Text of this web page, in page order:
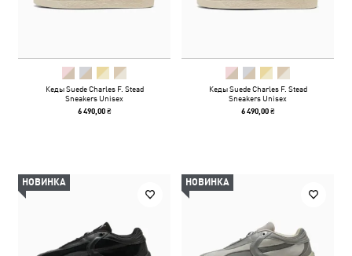
Кеды Suede Charles F. Stead
Sneakers Unisex
6 490,00 ₴
Кеды Suede Charles F. Stead
Sneakers Unisex
6 490,00 ₴
НОВИНКА НОВИНКА